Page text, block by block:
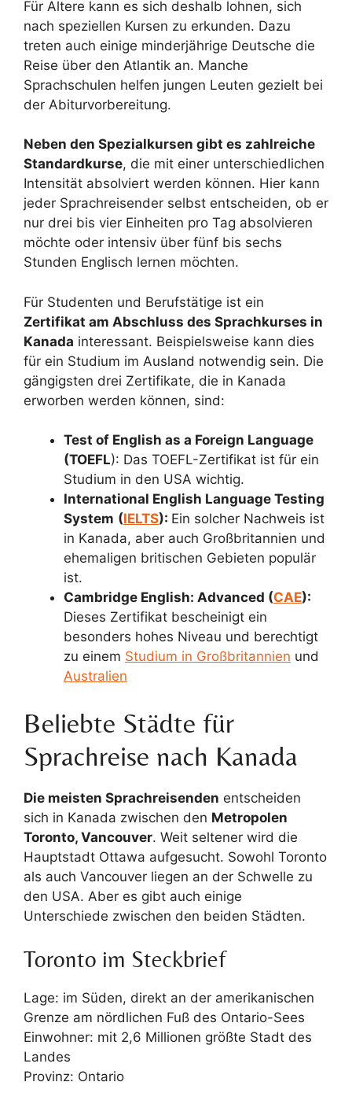
Für Ältere kann es sich deshalb lohnen, sich
nach speziellen Kursen zu erkunden. Dazu
treten auch einige minderjährige Deutsche die
Reise über den Atlantik an. Manche
Sprachschulen helfen jungen Leuten gezielt bei
der Abiturvorbereitung.
Neben den Spezialkursen gibt es zahlreiche
Standardkurse, die mit einer unterschiedlichen
Intensität absolviert werden können. Hier kann
jeder Sprachreisender selbst entscheiden, ob er
nur drei bis vier Einheiten pro Tag absolvieren
möchte oder intensiv über fünf bis sechs
Stunden Englisch lernen möchten.
Für Studenten und Berufstätige ist ein
Zertifikat am Abschluss des Sprachkurses in
Kanada interessant. Beispielsweise kann dies
für ein Studium im Ausland notwendig sein. Die
gängigsten drei Zertifikate, die in Kanada
erworben werden können, sind:
Test of English as a Foreign Language
(TOEFL): Das TOEFL-Zertifikat ist für ein
Studium in den USA wichtig.
International English Language Testing
System (IELTS): Ein solcher Nachweis ist
in Kanada, aber auch Großbritannien und
ehemaligen britischen Gebieten populär
ist.
Cambridge English: Advanced (CAE):
Dieses Zertifikat bescheinigt ein
besonders hohes Niveau und berechtigt
zu einem Studium in Großbritannien und
Australien
Beliebte Städte für
Sprachreise nach Kanada
Die meisten Sprachreisenden entscheiden
sich in Kanada zwischen den Metropolen
Toronto, Vancouver. Weit seltener wird die
Hauptstadt Ottawa aufgesucht. Sowohl Toronto
als auch Vancouver liegen an der Schwelle zu
den USA. Aber es gibt auch einige
Unterschiede zwischen den beiden Städten.
Toronto im Steckbrief
Lage: im Süden, direkt an der amerikanischen
Grenze am nördlichen Fuß des Ontario-Sees
Einwohner: mit 2,6 Millionen größte Stadt des
Landes
Provinz: Ontario